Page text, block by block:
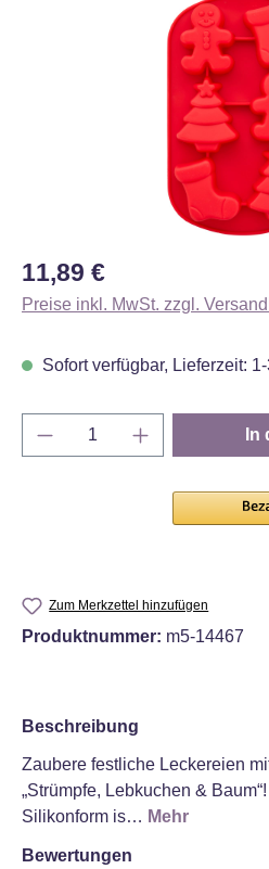
Regulärer Preis:
11,89 €
Preise inkl. MwSt. zzgl.
Sofort verfügbar, Lieferzeit:
Produkt Anzahl: Gib In
Zum Merkzettel hinzufügen
Produktnummer: m5-14467
Beschreibung
Zaubere festliche Leckereien
„Strümpfe, Lebkuchen &
Silikonform is… Mehr
Bewertungen